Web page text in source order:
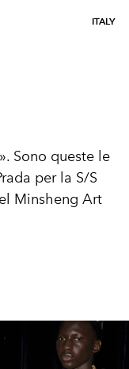
ITALY
Sono queste le
per la S/S
Minsheng Art